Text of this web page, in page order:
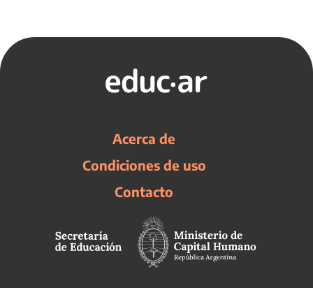
Acerca de
Condiciones de uso
Contacto